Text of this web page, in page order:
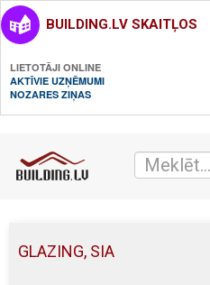
BUILDING.LV SKAITĻOS
LIETOTĀJI ONLINE
AKTĪVIE UZŅĒMUMI
NOZARES ZIŅAS
GLAZING, SIA